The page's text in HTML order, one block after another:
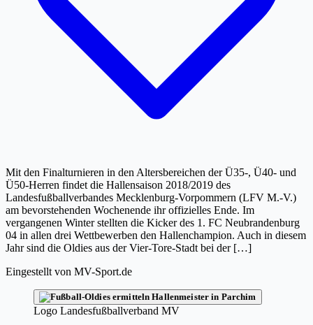
Mit den Finalturnieren in den Altersbereichen der Ü35-, Ü40- und
Ü50-Herren findet die Hallensaison 2018/2019 des
Landesfußballverbandes Mecklenburg-Vorpommern (LFV M.-V.)
am bevorstehenden Wochenende ihr offizielles Ende. Im
vergangenen Winter stellten die Kicker des 1. FC Neubrandenburg
04 in allen drei Wettbewerben den Hallenchampion. Auch in diesem
Jahr sind die Oldies aus der Vier-Tore-Stadt bei der […]
Eingestellt von MV-Sport.de
Logo Landesfußballverband MV